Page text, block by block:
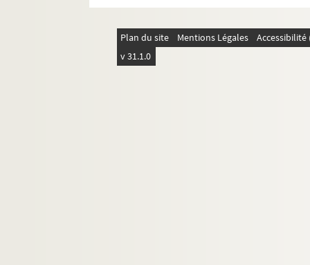
Plan du site Mentions Légales
v 31.1.0